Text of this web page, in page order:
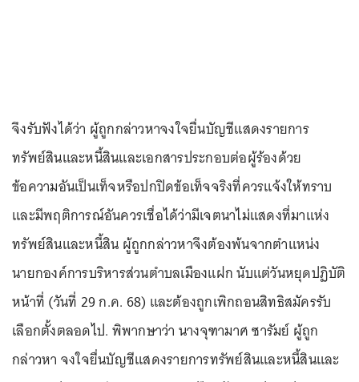
จึงรับฟังได้ว่า ผู้ถูกกล่าวหาจงใจยื่นบัญชีแสดงรายการ
ทรัพย์สินและหนี้สินและเอกสารประกอบต่อผู้ร้องด้วย
ข้อความอันเป็นเท็จหรือปกปิดข้อเท็จจริงที่ควรแจ้งให้ทราบ
และมีพฤติการณ์อันควรเชื่อได้ว่ามีเจตนาไม่แสดงที่มาแห่ง
ทรัพย์สินและหนี้สิน ผู้ถูกกล่าวหาจึงต้องพ้นจากตำแหน่ง
นายกองค์การบริหารส่วนตำบลเมืองแฝก นับแต่วันหยุดปฏิบัติ
หน้าที่ (วันที่ 29 ก.ค. 68) และต้องถูกเพิกถอนสิทธิสมัครรับ
เลือกตั้งตลอดไป. พิพากษาว่า นางจุฑามาศ ซารัมย์ ผู้ถูก
กล่าวหา จงใจยื่นบัญชีแสดงรายการทรัพย์สินและหนี้สินและ